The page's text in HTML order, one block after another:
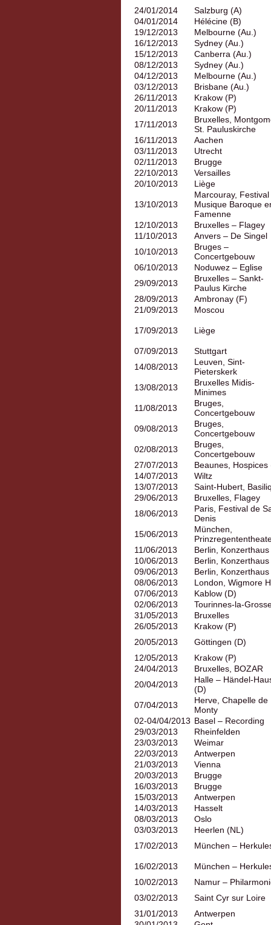
24/01/2014
Salzburg (A)
04/01/2014
Hélécine (B)
19/12/2013
Melbourne (Au.)
16/12/2013
Sydney (Au.)
15/12/2013
Canberra (Au.)
08/12/2013
Sydney (Au.)
04/12/2013
Melbourne (Au.)
03/12/2013
Brisbane (Au.)
26/11/2013
Krakow (P)
20/11/2013
Krakow (P)
17/11/2013
Bruxelles,
St. Pauluskirche
16/11/2013
Aachen
03/11/2013
Utrecht
02/11/2013
Brugge
22/10/2013
Versailles
20/10/2013
Liège
13/10/2013
Marcouray, Festival
Musique Baroque
Famenne
12/10/2013
Bruxelles – Flagey
11/10/2013
Anvers – De Singel
10/10/2013
Bruges –
Concertgebouw
06/10/2013
Noduwez – Eglise
29/09/2013
Bruxelles – Sankt-
Paulus Kirche
28/09/2013
Ambronay (F)
21/09/2013
Moscou
17/09/2013 Liège
07/09/2013
Stuttgart
14/08/2013
Leuven, Sint-
Pieterskerk
13/08/2013
Bruxelles Midis-
Minimes
11/08/2013
Bruges,
Concertgebouw
09/08/2013
Bruges,
Concertgebouw
02/08/2013
Bruges,
Concertgebouw
27/07/2013
Beaunes, Hospices
14/07/2013
Wiltz
13/07/2013
Saint-Hubert,
29/06/2013
Bruxelles, Flagey
18/06/2013
Paris, Festival de
Denis
15/06/2013
München,
11/06/2013
Berlin, Konzerthaus
10/06/2013
Berlin, Konzerthaus
09/06/2013
Berlin, Konzerthaus
08/06/2013
London, Wigmore
07/06/2013
Kablow (D)
02/06/2013
Tourinnes-la-
31/05/2013
Bruxelles
26/05/2013
Krakow (P)
20/05/2013
Göttingen (D)
12/05/2013
Krakow (P)
24/04/2013
Bruxelles, BOZAR
20/04/2013
Halle – Händel-
(D)
07/04/2013
Herve, Chapelle de
Monty
02-04/04/2013 Basel – Recording
29/03/2013
Rheinfelden
23/03/2013
Weimar
22/03/2013
Antwerpen
21/03/2013
Vienna
20/03/2013
Brugge
16/03/2013
Brugge
15/03/2013
Antwerpen
14/03/2013
Hasselt
08/03/2013
Oslo
03/03/2013
Heerlen (NL)
17/02/2013
München –
16/02/2013
München –
10/02/2013
Namur –
03/02/2013
Saint Cyr sur Loire
31/01/2013
Antwerpen